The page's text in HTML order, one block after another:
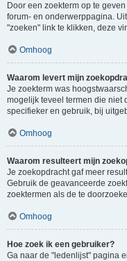
Door een zoekterm op te
forum- en onderwerppagina.
"zoeken" link te klikken, deze
Omhoog
Waarom levert mijn
Je zoekterm was
mogelijk teveel termen die niet
specifieker en gebruik, bij
Omhoog
Waarom resulteert mijn
Je zoekopdracht gaf meer
Gebruik de geavanceerde
zoektermen als de te
Omhoog
Hoe zoek ik een gebruiker?
Ga naar de "ledenlijst" pagina